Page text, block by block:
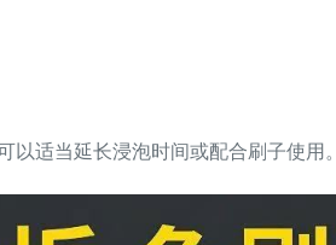
适当延长浸泡时间或配合刷子使用。